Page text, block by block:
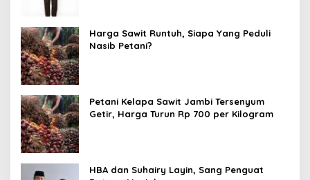
Harga Sawit Runtuh, Siapa Yang Peduli
Nasib Petani?
Petani Kelapa Sawit Jambi Tersenyum
Getir, Harga Turun Rp 700 per Kilogram
HBA dan Suhairy Layin, Sang Penguat